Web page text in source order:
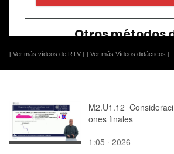
[ Ver más vídeos de RTV ] [ Ver más Vídeos didácticos ]
M2.U1.12_Consideraci
ones finales
1:05 · 2026